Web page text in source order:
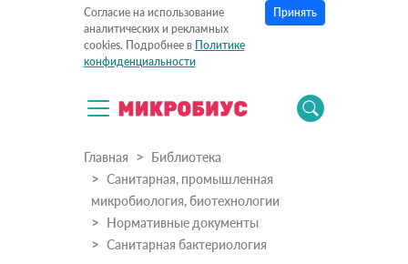
Согласие на использование
аналитических и рекламных
cookies. Подробнее в Политике
конфиденциальности
Принять
Главная
Библиотека
Санитарная, промышленная
микробиология, биотехнологии
Нормативные документы
Санитарная бактериология